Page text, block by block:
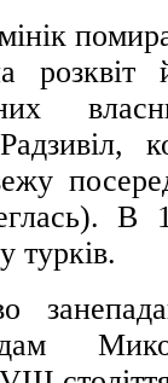
розквіт
В
турків.